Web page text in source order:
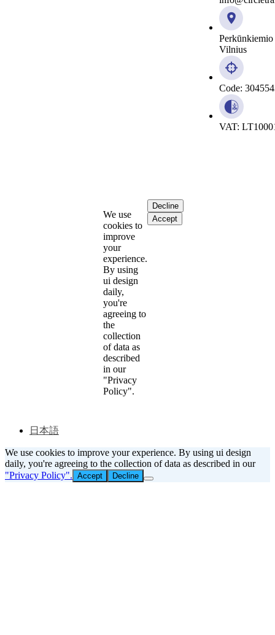
Vilnius
Code:
VAT:
We use
cookies to
improve
your
experience.
By using
ui design
daily,
you're
agreeing to
the
collection
of data as
described
in our
"Privacy
Policy".
Decline
Accept
日本語
We use cookies to improve your experience. By using ui design
daily, you're agreeing to the collection of data as described in our
"Privacy Policy". Accept Decline